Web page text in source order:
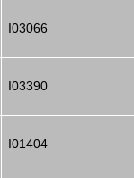
I03066
I03390
I01404